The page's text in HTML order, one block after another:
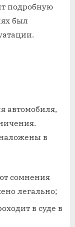
подробную
был
автомобиля,
в
сомнения
легально;
в суде в